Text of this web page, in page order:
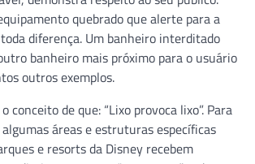
quebrado que alerte para a
diferença. Um banheiro interditado
banheiro mais próximo para o usuário
outros exemplos.
conceito de que: “Lixo provoca lixo”. Para
áreas e estruturas específicas
e resorts da Disney recebem